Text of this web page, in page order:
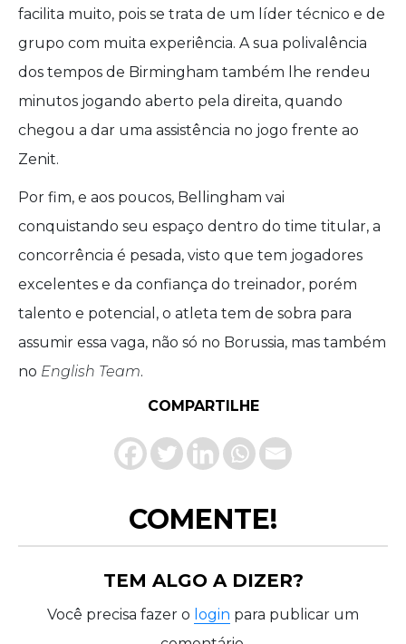
facilita muito, pois se trata de um líder técnico e de
grupo com muita experiência. A sua polivalência
dos tempos de Birmingham também lhe rendeu
minutos jogando aberto pela direita, quando
chegou a dar uma assistência no jogo frente ao
Zenit.
Por fim, e aos poucos, Bellingham vai
conquistando seu espaço dentro do time titular, a
concorrência é pesada, visto que tem jogadores
excelentes e da confiança do treinador, porém
talento e potencial, o atleta tem de sobra para
assumir essa vaga, não só no Borussia, mas também
no English Team.
COMPARTILHE
COMENTE!
TEM ALGO A DIZER?
Você precisa fazer o login para publicar um